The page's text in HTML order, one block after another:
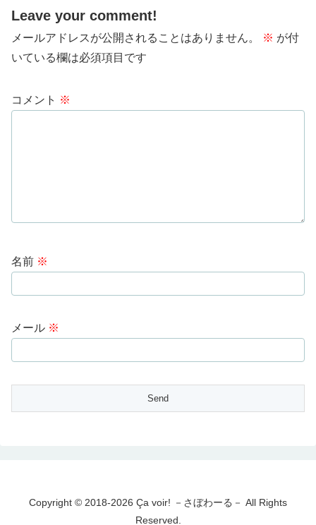
Leave your comment!
メールアドレスが公開されることはありません。 ※ が付
いている欄は必須項目です
コメント ※
名前 ※
メール ※
Copyright © 2018-2026 Ça voir! －さぼわーる－ All Rights
Reserved.